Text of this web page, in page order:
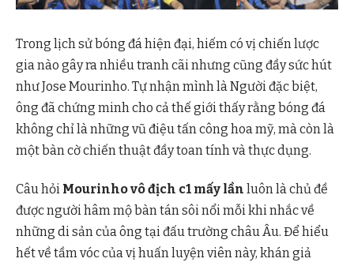
Trong lịch sử bóng đá hiện đại, hiếm có vị chiến lược
gia nào gây ra nhiều tranh cãi nhưng cũng đầy sức hút
như Jose Mourinho. Tự nhận mình là Người đặc biệt,
ông đã chứng minh cho cả thế giới thấy rằng bóng đá
không chỉ là những vũ điệu tấn công hoa mỹ, mà còn là
một bàn cờ chiến thuật đầy toan tính và thực dụng.
Câu hỏi Mourinho vô địch c1 mấy lần luôn là chủ đề
được người hâm mộ bàn tán sôi nổi mỗi khi nhắc về
những di sản của ông tại đấu trường châu Âu. Để hiểu
hết về tầm vóc của vị huấn luyện viên này, khán giả